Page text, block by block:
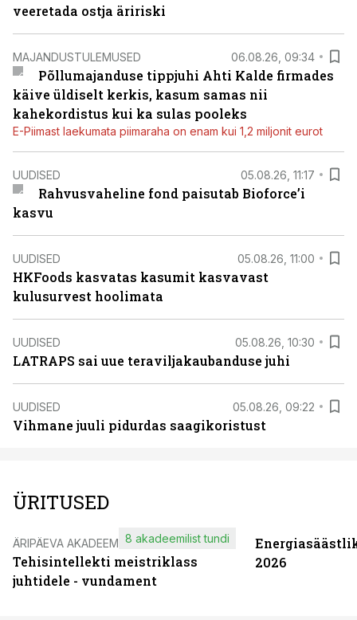
veeretada ostja äririski
MAJANDUSTULEMUSED 06.08.26, 09:34
Põllumajanduse tippjuhi Ahti Kalde firmades
käive üldiselt kerkis, kasum samas nii
kahekordistus kui ka sulas pooleks
E-Piimast laekumata piimaraha on enam kui 1,2 miljonit eurot
UUDISED 05.08.26, 11:17
Rahvusvaheline fond paisutab Bioforce’i
kasvu
UUDISED 05.08.26, 11:00
HKFoods kasvatas kasumit kasvavast
kulusurvest hoolimata
UUDISED 05.08.26, 10:30
LATRAPS sai uue teraviljakaubanduse juhi
UUDISED 05.08.26, 09:22
Vihmane juuli pidurdas saagikoristust
ÜRITUSED
ÄRIPÄEVA AKADEEMIA
Tehisintellekti meistriklass
juhtidele - vundament
8 akadeemilist tundi
2026